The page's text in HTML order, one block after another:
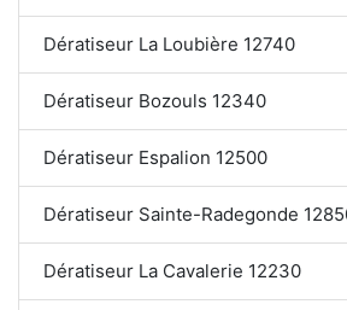
Dératiseur La Loubière 12740
Dératiseur Bozouls 12340
Dératiseur Espalion 12500
Dératiseur Sainte-Radegonde
Dératiseur La Cavalerie 12230